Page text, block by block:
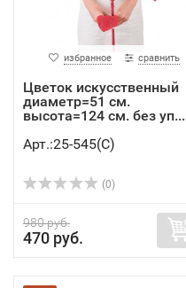
избранное сравнить
Цветок искусственный
диаметр=51 см.
высота=124 см. без уп...
Арт.:25-545(C)
(0)
980 руб.
470 руб.